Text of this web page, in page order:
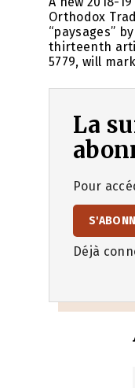
Orthodox
“paysages”
thirteenth
5779, will
La
Pour
Déjà